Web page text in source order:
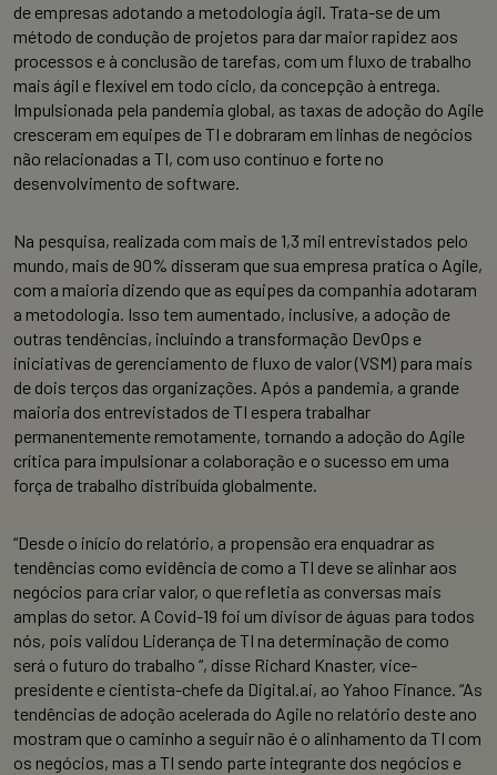
de empresas adotando a metodologia ágil. Trata-se de um
método de condução de projetos para dar maior rapidez aos
processos e à conclusão de tarefas, com um fluxo de trabalho
mais ágil e flexível em todo ciclo, da concepção à entrega.
Impulsionada pela pandemia global, as taxas de adoção do Agile
cresceram em equipes de TI e dobraram em linhas de negócios
não relacionadas a TI, com uso contínuo e forte no
desenvolvimento de software.
Na pesquisa, realizada com mais de 1,3 mil entrevistados pelo
mundo, mais de 90% disseram que sua empresa pratica o Agile,
com a maioria dizendo que as equipes da companhia adotaram
a metodologia. Isso tem aumentado, inclusive, a adoção de
outras tendências, incluindo a transformação DevOps e
iniciativas de gerenciamento de fluxo de valor (VSM) para mais
de dois terços das organizações. Após a pandemia, a grande
maioria dos entrevistados de TI espera trabalhar
permanentemente remotamente, tornando a adoção do Agile
crítica para impulsionar a colaboração e o sucesso em uma
força de trabalho distribuída globalmente.
“Desde o início do relatório, a propensão era enquadrar as
tendências como evidência de como a TI deve se alinhar aos
negócios para criar valor, o que refletia as conversas mais
amplas do setor. A Covid-19 foi um divisor de águas para todos
nós, pois validou Liderança de TI na determinação de como
será o futuro do trabalho “, disse Richard Knaster, vice-
presidente e cientista-chefe da Digital.ai, ao Yahoo Finance. “As
tendências de adoção acelerada do Agile no relatório deste ano
mostram que o caminho a seguir não é o alinhamento da TI com
os negócios, mas a TI sendo parte integrante dos negócios e